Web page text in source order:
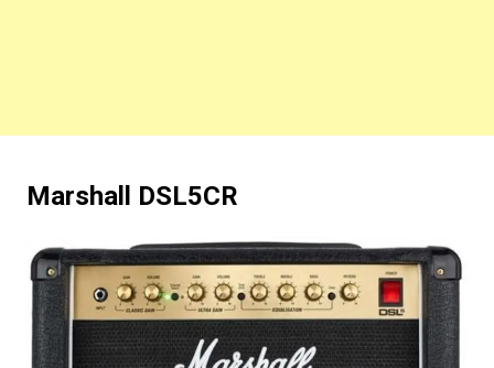
Marshall DSL5CR